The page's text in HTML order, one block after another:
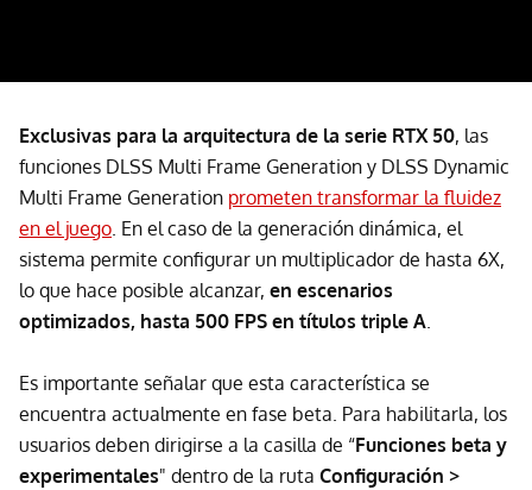
Exclusivas para la arquitectura de la serie RTX 50, las
funciones DLSS Multi Frame Generation y DLSS Dynamic
Multi Frame Generation prometen transformar la fluidez
en el juego. En el caso de la generación dinámica, el
sistema permite configurar un multiplicador de hasta 6X,
lo que hace posible alcanzar, en escenarios
optimizados, hasta 500 FPS en títulos triple A.
Es importante señalar que esta característica se
encuentra actualmente en fase beta. Para habilitarla, los
usuarios deben dirigirse a la casilla de “Funciones beta y
experimentales" dentro de la ruta Configuración >